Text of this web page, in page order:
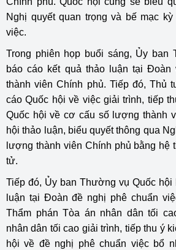
Nghị quyết quan trọng và bế mạc
việc.
Trong phiên họp buổi sáng, Ủy ban
báo cáo kết quả thảo luận tại
thành viên Chính phủ. Tiếp đó, Thủ
cáo Quốc hội về việc giải trình, tiếp
Quốc hội về cơ cấu số lượng thành
hội thảo luận, biểu quyết thông qua
lượng thành viên Chính phủ bằng hệ
tử.
Tiếp đó, Ủy ban Thường vụ Quốc hội
luận tại Đoàn đề nghị phê chuẩn
Thẩm phán Tòa án nhân dân tối
nhân dân tối cao giải trình, tiếp thu ý
hội về đề nghị phê chuẩn việc bổ